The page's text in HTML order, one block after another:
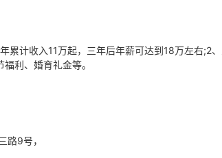
累计收入11万起，三年后年薪可达到18万左右
利、婚育礼金等。
路9号，